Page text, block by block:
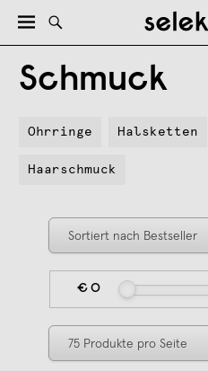
Schmuck
Ohrringe Halsketten
Haarschmuck
€ 0